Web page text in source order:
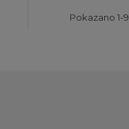
Pokazano 1-